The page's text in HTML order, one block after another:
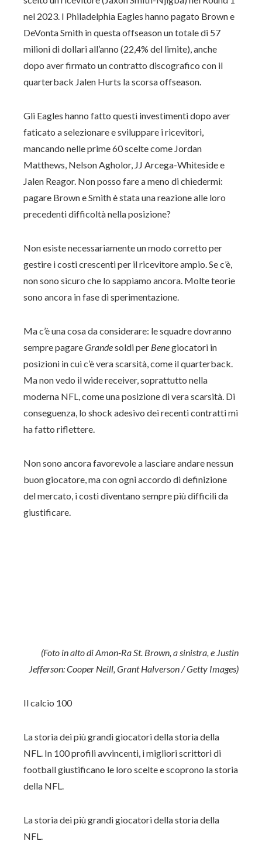
nel 2023. I Philadelphia Eagles hanno pagato Brown e
DeVonta Smith in questa offseason un totale di 57
milioni di dollari all’anno (22,4% del limite), anche
dopo aver firmato un contratto discografico con il
quarterback Jalen Hurts la scorsa offseason.
Gli Eagles hanno fatto questi investimenti dopo aver
faticato a selezionare e sviluppare i ricevitori,
mancando nelle prime 60 scelte come Jordan
Matthews, Nelson Agholor, JJ Arcega-Whiteside e
Jalen Reagor. Non posso fare a meno di chiedermi:
pagare Brown e Smith è stata una reazione alle loro
precedenti difficoltà nella posizione?
Non esiste necessariamente un modo corretto per
gestire i costi crescenti per il ricevitore ampio. Se c’è,
non sono sicuro che lo sappiamo ancora. Molte teorie
sono ancora in fase di sperimentazione.
Ma c’è una cosa da considerare: le squadre dovranno
sempre pagareGrandesoldi per Benegiocatori in
posizioni in cui c’è vera scarsità, come il quarterback.
Ma non vedo il wide receiver, soprattutto nella
moderna NFL, come una posizione di vera scarsità. Di
conseguenza, lo shock adesivo dei recenti contratti mi
ha fatto riflettere.
Non sono ancora favorevole a lasciare andare nessun
buon giocatore, ma con ogni accordo di definizione
del mercato, i costi diventano sempre più difficili da
giustificare.
(Foto in alto di Amon-Ra St. Brown, a sinistra, e Justin
Jefferson: Cooper Neill, Grant Halverson / Getty Images)
Il calcio 100
La storia dei più grandi giocatori della storia della
NFL. In 100 profili avvincenti, i migliori scrittori di
football giustificano le loro scelte e scoprono la storia
della NFL.
La storia dei più grandi giocatori della storia della
NFL.